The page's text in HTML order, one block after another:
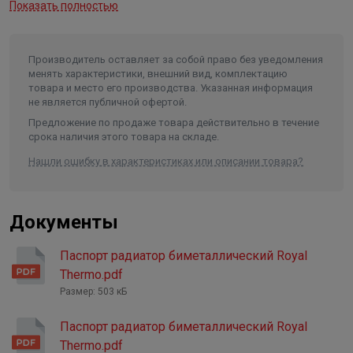
наполняя пространство божественными и чарующими
звуками капеллы Ave Maria Laudi.
Особенности модели PianoForte
Запатентованный эксклюзивный дизайн PIANOFORTE.
Патент №144024
секций с разными углами наклона идеально
фронтальных конвективных окон увеличивает
теплоотдачу радиатора на 5%.
Полностью стальной коллектор нового поколения
ABSOLUTBIMETALL ®
разрыв
Мощность 1380 Вт
Присоединительный размер 3/4"
Показать полностью
Производитель оставляет за собой право без уведомления
менять характеристики, внешний вид, комплектацию
товара и место его производства. Указанная информация
не является публичной офертой.
Предложение по продаже товара действительно в течение
срока наличия этого товара на складе.
Нашли ошибку в характеристиках или описании товара?
Документы
Паспорт радиатор биметаллический Royal
Thermo.pdf
Размер: 503 кБ
Паспорт радиатор биметаллический Royal
Thermo.pdf